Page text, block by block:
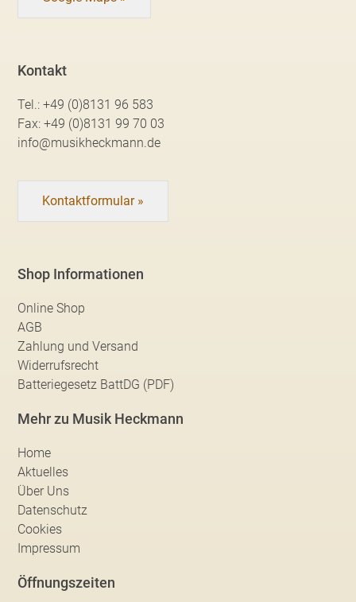
Kontakt
Tel.:+49 (0)8131 96 583
Fax:+49 (0)8131 99 70 03
info@musikheckmann.de
Kontaktformular »
Shop Informationen
Online Shop
AGB
Zahlung und Versand
Widerrufsrecht
Batteriegesetz BattDG (PDF)
Mehr zu Musik Heckmann
Home
Aktuelles
Über Uns
Datenschutz
Cookies
Impressum
Öffnungszeiten